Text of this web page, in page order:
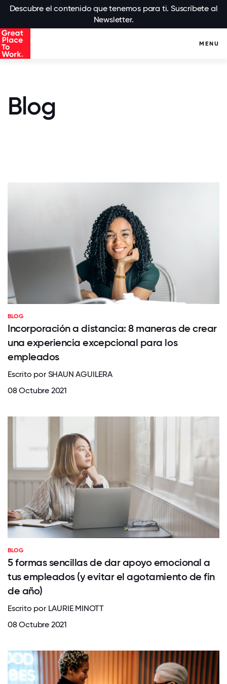
Descubre el contenido que tenemos para ti. Suscríbete al
Newsletter.
MENU
Blog
BLOG
Incorporación a distancia: 8 maneras de crear
una experiencia excepcional para los
empleados
Escrito por SHAUN AGUILERA
08 Octubre 2021
BLOG
5 formas sencillas de dar apoyo emocional a
tus empleados (y evitar el agotamiento de fin
de año)
Escrito por LAURIE MINOTT
08 Octubre 2021